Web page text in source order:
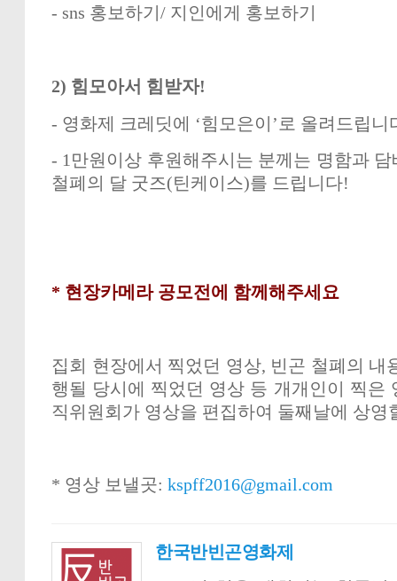
- sns 홍보하기 / 지인에게 홍보하기
2) 힘모아서 힘받자!
- 영화제 크레딧에 ‘힘모은이 ’ 로 올려드립니
- 1 만원이상 후원해주시는 분께는 명함과
철폐의 달 굿즈(틴케이스)를 드립니다!
* 현장카메라 공모전에 함께해주세요
집회 현장에서 찍었던 영상, 빈곤 철폐의 내
행될 당시에 찍었던 영상 등 개개인이 찍은
직위원회가 영상을 편집하여 둘째날에 상영
* 영상 보낼곳: kspff2016@gmail.com
한국반빈곤영화제